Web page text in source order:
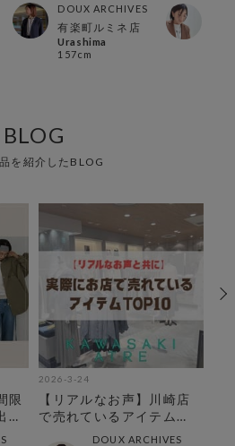
DOUX ARCHIVES
有楽町ルミネ店
Urashima
157cm
BLOG
を紹介したBLOG
限
し
2026-3-24
【リアルなお声】川崎店
で売れているアイテム
DOUX ARCHIVES